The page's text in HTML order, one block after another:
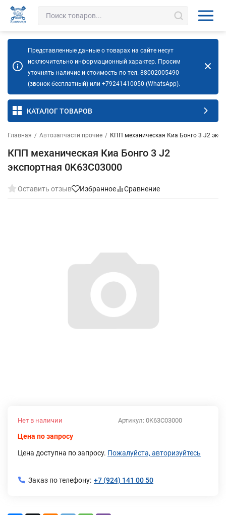
Представленные данные о товарах на сайте несут
исключительно информационный характер. Просим
уточнять наличие и стоимость по тел. 88002005490
(звонок бесплатный) или +79241410050 (WhatsApp).
КАТАЛОГ ТОВАРОВ
Главная / Автозапчасти прочие / КПП механическая Киа Бонго 3 J2
КПП механическая Киа Бонго 3 J2
экспортная 0K63C03000
Оставить отзыв Избранное Сравнение
Артикул: 0K63C03000
Нет в наличии
Цена по запросу
Цена доступна по запросу. Пожалуйста, авторизуйтесь
Заказ по телефону: +7 (924) 141 00 50